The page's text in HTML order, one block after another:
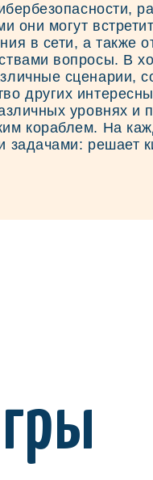
они могут
в сети, а также
вопросы. В
сценарии,
других
уровнях и
кораблем. На
задачами: решает